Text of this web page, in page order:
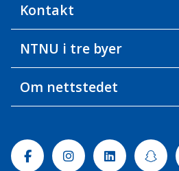
Kontakt
NTNU i tre byer
Om nettstedet
FacebookInstagramLinkedin